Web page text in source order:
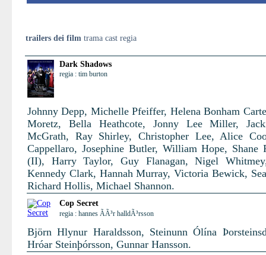
trailers dei film trama cast regia
Dark Shadows
regia : tim burton
Johnny Depp, Michelle Pfeiffer, Helena Bonham
Moretz, Bella Heathcote, Jonny Lee Miller,
McGrath, Ray Shirley, Christopher Lee, Alice
Cappellaro, Josephine Butler, William Hope, Shane
(II), Harry Taylor, Guy Flanagan, Nigel
Kennedy Clark, Hannah Murray, Victoria Bewick,
Richard Hollis, Michael Shannon.
Cop Secret
regia : hannes ÃÃ³r halldÃ³rsson
Björn Hlynur Haraldsson, Steinunn Ólína
Hróar Steinþórsson, Gunnar Hansson.